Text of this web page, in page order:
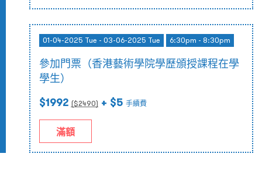
01-04-2025 Tue - 03-06-2025 Tue 6:30pm - 8:30pm
參加門票（香港藝術學院學歷頒授課程在學
學生）
$1992 ($2490) + $5 手續費
滿額